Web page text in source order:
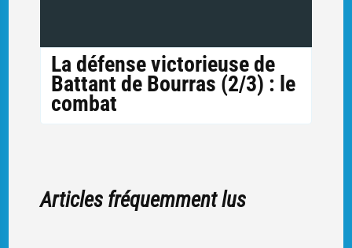
La défense victorieuse de
Battant de Bourras (2/3) : le
combat
Articles fréquemment lus